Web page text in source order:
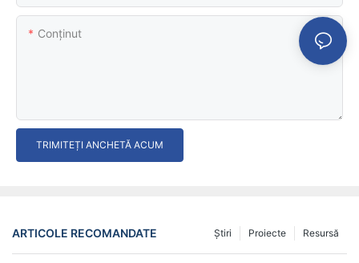
Conţinut
TRIMITEȚI ANCHETĂ ACUM
ARTICOLE RECOMANDATE Resursă
Proiecte
Ştiri